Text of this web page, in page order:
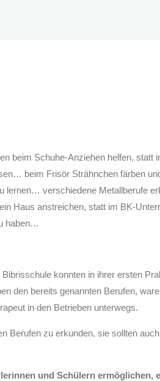
beim Schuhe-Anziehen helfen,
beim Frisör Strähnchen färben
verschiedene Metallberufe
Haus anstreichen, statt im BK-
haben…
konnten in ihrer ersten
den bereits genannten Berufen,
in den Betrieben unterwegs.
Berufen zu erkunden, sie sollten
und Schülern